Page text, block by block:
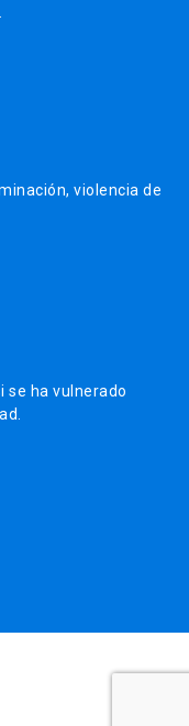
violencia de
se ha vulnerado